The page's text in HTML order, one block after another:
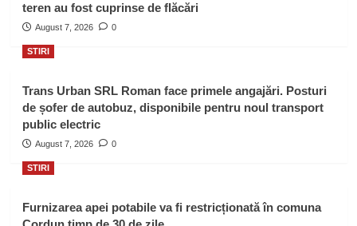
teren au fost cuprinse de flăcări
August 7, 2026 0
STIRI
Trans Urban SRL Roman face primele angajări. Posturi
de șofer de autobuz, disponibile pentru noul transport
public electric
August 7, 2026 0
STIRI
Furnizarea apei potabile va fi restricționată în comuna